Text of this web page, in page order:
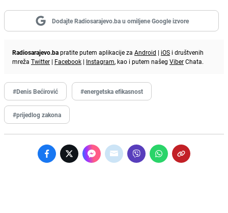
Dodajte Radiosarajevo.ba u omiljene Google izvore
Radiosarajevo.bapratite putem aplikacije za Android | iOS i društvenih
mreža Twitter | Facebook | Instagram, kao i putem našeg ViberChata.
#Denis Bećirović #energetska efikasnost
#prijedlog zakona